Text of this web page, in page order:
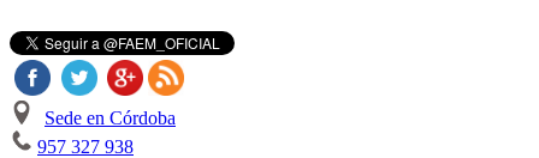
Sede en Córdoba
957 327 938